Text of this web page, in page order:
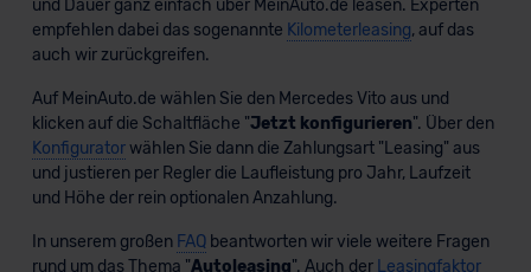
Mercedes eVito Tourer
Verkauf startet in Kürze
und Dauer ganz einfach über MeinAuto.de leasen. Experten
empfehlen dabei das sogenannte Kilometerleasing, auf das
auch wir zurückgreifen.
Auf MeinAuto.de wählen Sie den Mercedes Vito aus und
klicken auf die Schaltfläche "Jetzt konfigurieren". Über den
Konfiguratorwählen Sie dann die Zahlungsart "Leasing" aus
und justieren per Regler die Laufleistung pro Jahr, Laufzeit
und Höhe der rein optionalen Anzahlung.
In unserem großen FAQbeantworten wir viele weitere Fragen
rund um das Thema "Autoleasing". Auch der Leasingfaktor